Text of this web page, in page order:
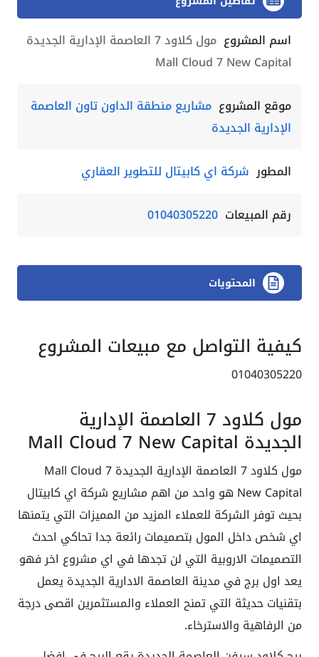
اسم المشروع
مول كلاود 7 العاصمة الإدارية الجديدة
Mall Cloud 7 New Capital
موقع المشروع مشاريع منطقة الداون تاون العاصمة
الإدارية الجديدة
المطور شركة اي كابيتال للتطوير العقاري
رقم المبيعات 01040305220
المحتويات
كيفية التواصل مع مبيعات المشروع
01040305220
مول كلاود 7 العاصمة الإدارية
الجديدة Mall Cloud 7 New Capital
مول كلاود 7 العاصمة الإدارية الجديدة Mall Cloud 7
New Capital هو واحد من اهم مشاريع شركة اي كابيتال
بحيث توفر الشركة للعملاء المزيد من المميزات التي يتمنها
اي شخص داخل المول بتصميمات رائعة جدا تحاكي احدث
التصميمات الاروبية التي لن تجدها في اي مشروع اخر فهو
يعد اول برج في مدينة العاصمة الادارية الجديدة يعمل
بتقنيات حديثة التي تمنح العملاء والمستثمرين اقصى درجة
من الرفاهية والاسترخاء.